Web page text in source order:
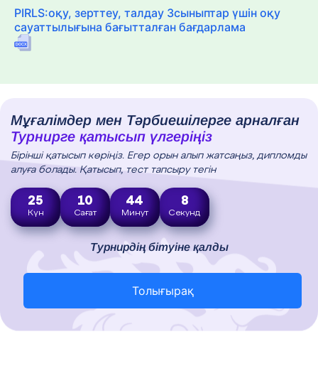
PIRLS:оқу, зерттеу, талдау 3сыныптар үшін оқу
сауаттылығына бағытталған бағдарлама
Мұғалімдер мен Тәрбиешілерге арналған
Турнирге қатысып үлгеріңіз
Бірінші қатысып көріңіз. Егер орын алып жатсаңыз, дипломды
алуға болады. Қатысып, тест тапсыру тегін
25
Күн
10
Сағат
44
Минут
7
Секунд
Турнирдің бітуіне қалды
Толығырақ